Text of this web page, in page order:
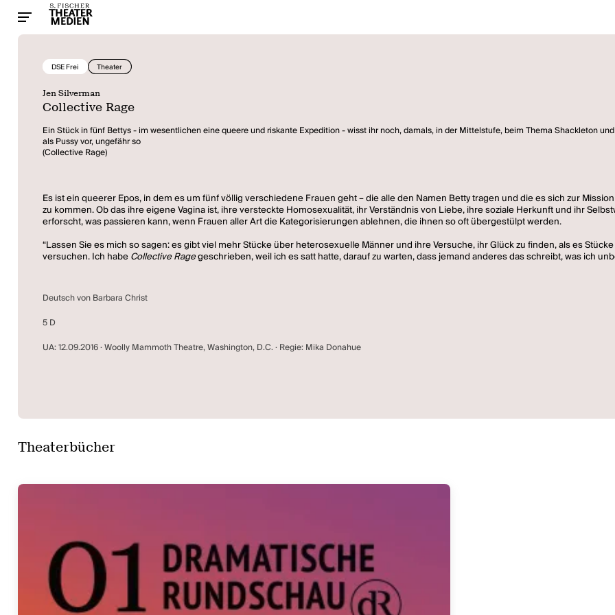
DSE Frei Theater
Jen Silverman
Collective Rage
Ein Stück in fünf Bettys - im wesentlichen eine queere und riskante Expedition - wisst ihr noch, damals, in der Mittelstufe, beim Thema Shackleton
als Pussy vor, ungefähr so
(Collective Rage)
Es ist ein queerer Epos, in dem es um fünf völlig verschiedene Frauen geht – die alle den Namen Betty tragen und die es sich zur
zu kommen. Ob das ihre eigene Vagina ist, ihre versteckte Homosexualität, ihr Verständnis von Liebe, ihre soziale Herkunft und ihr
erforscht, was passieren kann, wenn Frauen aller Art die Kategorisierungen ablehnen, die ihnen so oft übergestülpt werden.
“Lassen Sie es mich so sagen: es gibt viel mehr Stücke über heterosexuelle Männer und ihre Versuche, ihr Glück zu finden, als es
versuchen. Ich habeCollective Ragegeschrieben, weil ich es satt hatte, darauf zu warten, dass jemand anderes das schreibt, was ich
Deutsch von Barbara Christ
5 D
UA: 12.09.2016 · Woolly Mammoth Theatre, Washington, D.C. · Regie: Mika Donahue
Theaterbücher